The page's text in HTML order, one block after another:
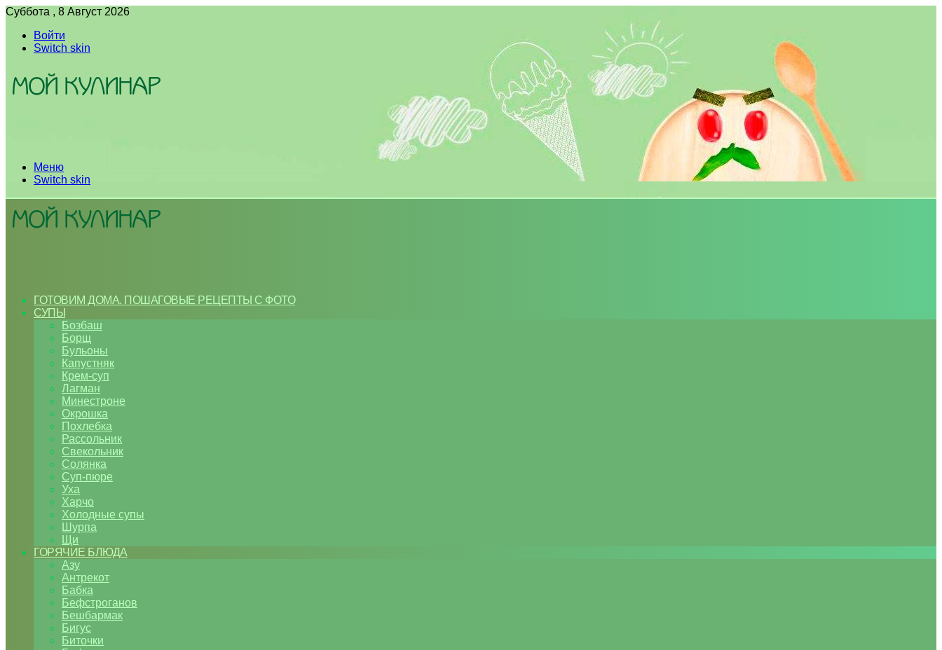
Суббота , 8 Август 2026
Войти
Switch skin
Меню
Switch skin
ГОТОВИМ ДОМА. ПОШАГОВЫЕ РЕЦЕПТЫ С ФОТО
СУПЫ
Бозбаш
Борщ
Бульоны
Капустняк
Крем-суп
Лагман
Минестроне
Окрошка
Похлебка
Рассольник
Свекольник
Солянка
Суп-пюре
Уха
Харчо
Холодные супы
Шурпа
Щи
ГОРЯЧИЕ БЛЮДА
Азу
Антрекот
Бабка
Бефстроганов
Бешбармак
Бигус
Биточки